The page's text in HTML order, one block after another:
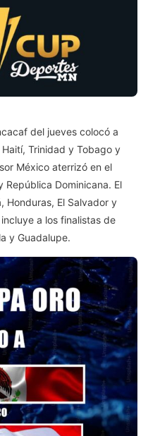
del jueves colocó a
Trinidad y Tobago y
México aterrizó en el
República Dominicana. El
Honduras, El Salvador y
a los finalistas de
y Guadalupe.